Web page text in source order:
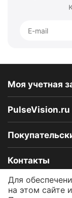
Моя учетная
PulseVision.ru
Контакты
© 2009 - 2026
Для
на этом сайте